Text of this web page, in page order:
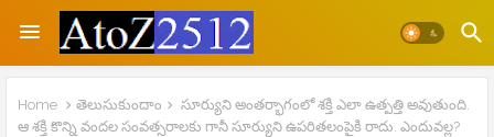
Home తెలుసుకుందాం
సూర్యుని అంతర్భాగంలో శక్తి ఎలా ఉత్పత్తి అవుతుంది.
ఆ శక్తి కొన్ని వందల సంవత్సరాలకు గానీ సూర్యుని ఉపరితలంపైకి రాదు. ఎందువల్ల?